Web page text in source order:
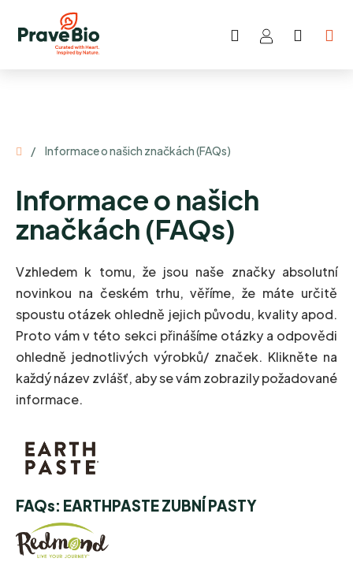
obsah
Hledat
Domů
/ Informace o našich značkách (FAQs)
Informace o našich
značkách (FAQs)
Vzhledem k tomu, že jsou naše značky absolutní
novinkou na českém trhu, věříme, že máte určitě
spoustu otázek ohledně jejich původu, kvality apod.
Proto vám v této sekci přinášíme otázky a odpovědi
ohledně jednotlivých výrobků/ značek. Klikněte na
každý název zvlášť, aby se vám zobrazily požadované
informace.
FAQs: EARTHPASTE ZUBNÍ PASTY